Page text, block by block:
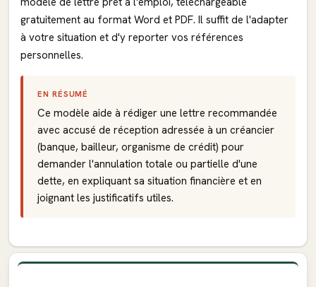
gratuitement au format Word et PDF. Il suffit de l'adapter
à votre situation et d'y reporter vos références
personnelles.
EN RÉSUMÉ
Ce modèle aide à rédiger une lettre recommandée
avec accusé de réception adressée à un créancier
(banque, bailleur, organisme de crédit) pour
demander l'annulation totale ou partielle d'une
dette, en expliquant sa situation financière et en
joignant les justificatifs utiles.